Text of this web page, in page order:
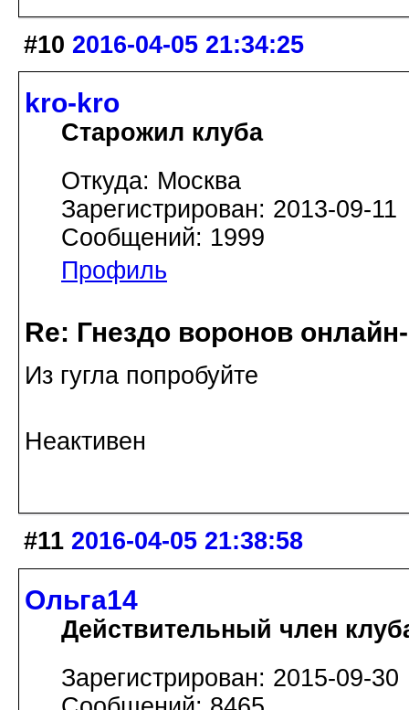
#10 2016-04-05 21:34:25
kro-kro
Старожил клуба
Откуда: Москва
Зарегистрирован: 2013-09-11
Сообщений: 1999
Профиль
Re: Гнездо воронов
Из гугла попробуйте
Неактивен
#11 2016-04-05 21:38:58
Ольга14
Действительный член
Зарегистрирован: 2015-09-30